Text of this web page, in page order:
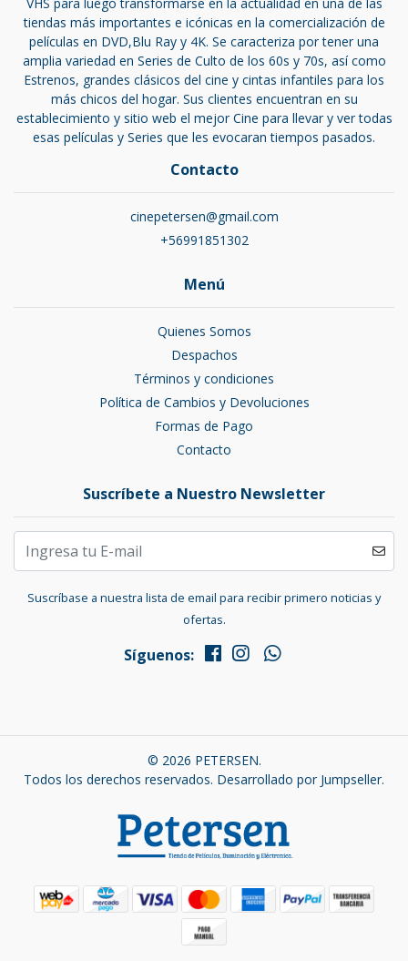
tiendas más importantes e icónicas en la comercialización de
películas en DVD,Blu Ray y 4K. Se caracteriza por tener una
amplia variedad en Series de Culto de los 60s y 70s, así como
Estrenos, grandes clásicos del cine y cintas infantiles para los
más chicos del hogar. Sus clientes encuentran en su
establecimiento y sitio web el mejor Cine para llevar y ver todas
esas películas y Series que les evocaran tiempos pasados.
Contacto
cinepetersen@gmail.com
+56991851302
Menú
Quienes Somos
Despachos
Términos y condiciones
Política de Cambios y Devoluciones
Formas de Pago
Contacto
Suscríbete a Nuestro Newsletter
Suscríbase a nuestra lista de email para recibir primero noticias y
ofertas.
Síguenos:
© 2026 PETERSEN.
Todos los derechos reservados. Desarrollado por Jumpseller.